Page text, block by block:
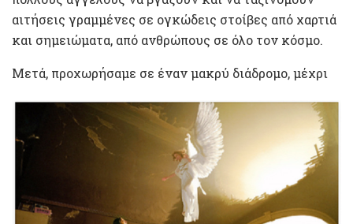
αιτήσεις γραμμένες σε ογκώδεις στοίβες από χαρτιά
και σημειώματα, από ανθρώπους σε όλο τον κόσμο.
Μετά, προχωρήσαμε σε έναν μακρύ διάδρομο, μέχρι